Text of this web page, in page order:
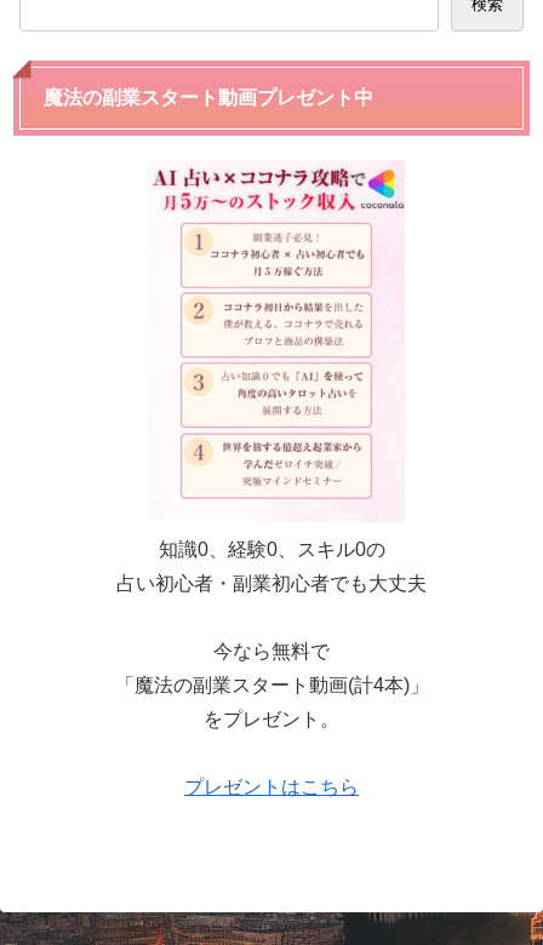
検索
魔法の副業スタート動画プレゼント中
知識0、経験0、スキル0の
占い初心者・副業初心者でも大丈夫
今なら無料で
「魔法の副業スタート動画(計4本)」
をプレゼント。
プレゼントはこちら